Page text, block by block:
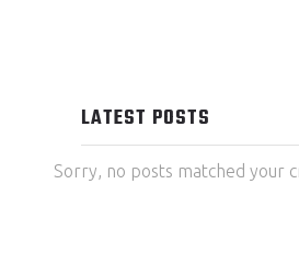
LATEST POSTS
Sorry, no posts matched your